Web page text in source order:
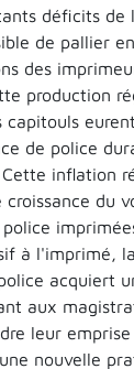
déficits de
de pallier
des
production
capitouls
de police
inflation
croissance du
à l'imprimé,
acquiert
aux
leur
nouvelle